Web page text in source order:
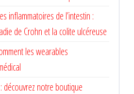
inflammatoires de l’intestin :
de Crohn et la colite ulcéreuse
les wearables
découvrez notre boutique